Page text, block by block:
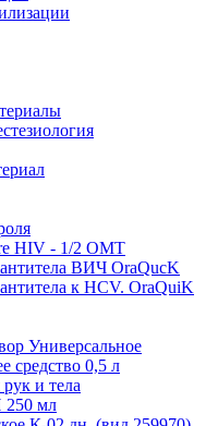
HIV - 1/2 ОМТ
ВИЧ OraQuсK
к HCV. OraQuiK
Универсальное
средство 0,5 л
и тела
мл